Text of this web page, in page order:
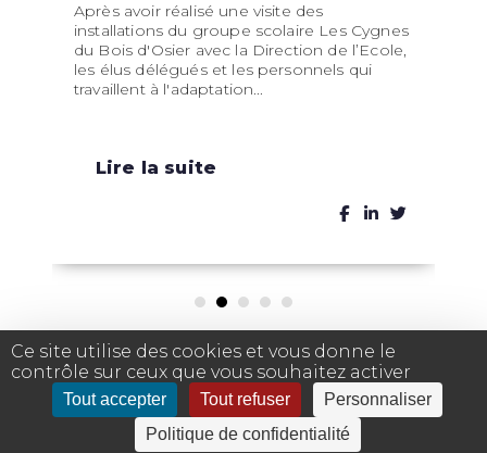
Après avoir réalisé une visite des
installations du groupe scolaire Les Cygnes
du Bois d'Osier avec la Direction de l’Ecole,
les élus délégués et les personnels qui
travaillent à l'adaptation...
Lire la suite
Ce site utilise des cookies et vous donne le
contrôle sur ceux que vous souhaitez activer
Tout accepter Tout refuser
Personnaliser
Politique de confidentialité